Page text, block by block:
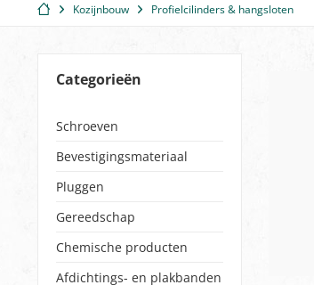
Kozijnbouw Profielcilinders & hangsloten
Categorieën
Schroeven
Bevestigingsmateriaal
Pluggen
Gereedschap
Chemische producten
Afdichtings- en plakbanden